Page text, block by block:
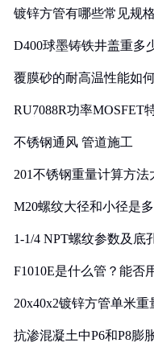
镀锌方管有哪些常见规
D400球墨铸铁井盖重多
覆膜砂的耐高温性能如
RU7088R功率MOSFET
不锈钢通风 管道施工
201不锈钢重量计算方法
M20螺纹大径和小径是
1-1/4 NPT螺纹参数及底
F1010E是什么管？能否
20x40x2镀锌方管单米
抗渗混凝土中P6和P8膨